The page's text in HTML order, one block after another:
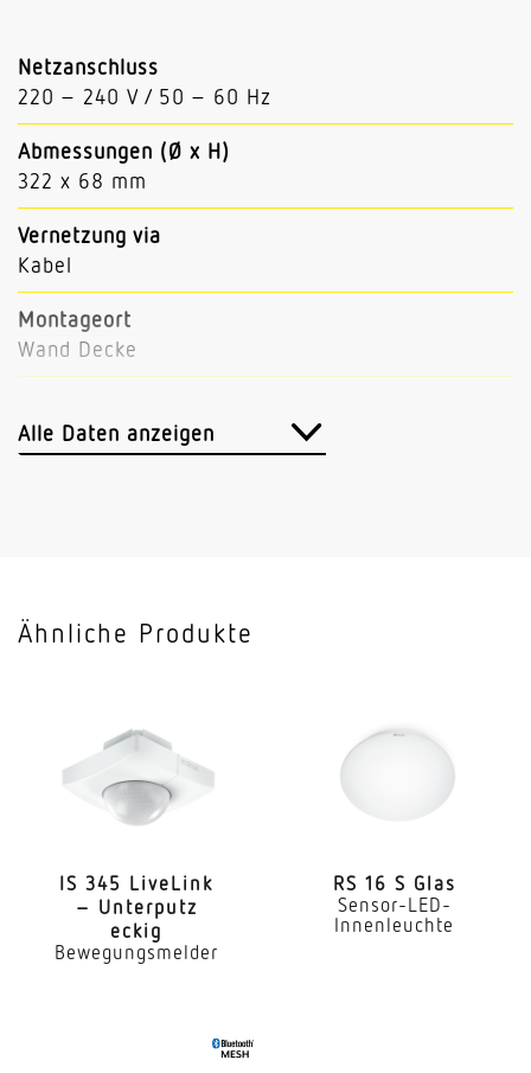
Netzanschluss
220 – 240 V / 50 – 60 Hz
Abmessungen (Ø x H)
322 x 68 mm
Vernetzung via
Kabel
Montageort
Wand Decke
14,1 W
Leuchtmittel
LED nicht austauschbar
Lebensdauer LED (Max. °C)
Lebensdauer LED L70B50 (25°)
> 60000 Std
Alle Daten anzeigen
Ähnliche Produkte
IS 345 LiveLink
– Unterputz
eckig
Bewegungsmelder
RS 16 S Glas
Sensor-LED-
Innenleuchte